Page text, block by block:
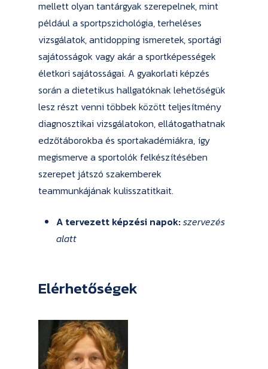
mellett olyan tantárgyak szerepelnek, mint
például a sportpszichológia, terheléses
vizsgálatok, antidopping ismeretek, sportági
sajátosságok vagy akár a sportképességek
életkori sajátosságai. A gyakorlati képzés
során a dietetikus hallgatóknak lehetőségük
lesz részt venni többek között teljesítmény
diagnosztikai vizsgálatokon, ellátogathatnak
edzőtáborokba és sportakadémiákra, így
megismerve a sportolók felkészítésében
szerepet játszó szakemberek
teammunkájának kulisszatitkait.
A tervezett képzési napok:szervezés
alatt
Elérhetőségek